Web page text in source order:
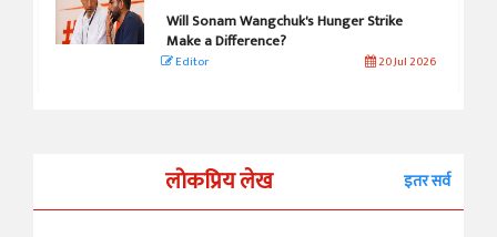
Will Sonam Wangchuk's Hunger Strike
Make a Difference?
Editor 20 Jul 2026
लोकप्रिय लेख इतर सर्व